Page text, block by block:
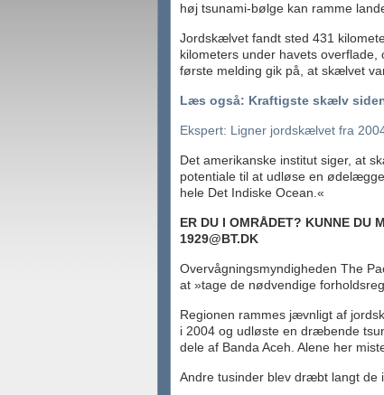
høj tsunami-bølge kan ramme
Jordskælvet fandt sted 431
kilometers under havets
første melding gik på, at skælvet
Læs også: Kraftigste skælv
Ekspert: Ligner jordskælvet fra
Det amerikanske institut siger, at
potentiale til at udløse en
hele Det Indiske Ocean.«
ER DU I OMRÅDET? KUNNE
1929@BT.DK
Overvågningsmyndigheden The
at »tage de nødvendige
Regionen rammes jævnligt af
i 2004 og udløste en dræbende
dele af Banda Aceh. Alene her
Andre tusinder blev dræbt langt de